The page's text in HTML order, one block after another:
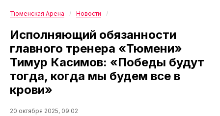
Тюменская Арена Новости
Исполняющий обязанности
главного тренера «Тюмени»
Тимур Касимов: «Победы будут
тогда, когда мы будем все в
крови»
20 октября 2025, 09:02